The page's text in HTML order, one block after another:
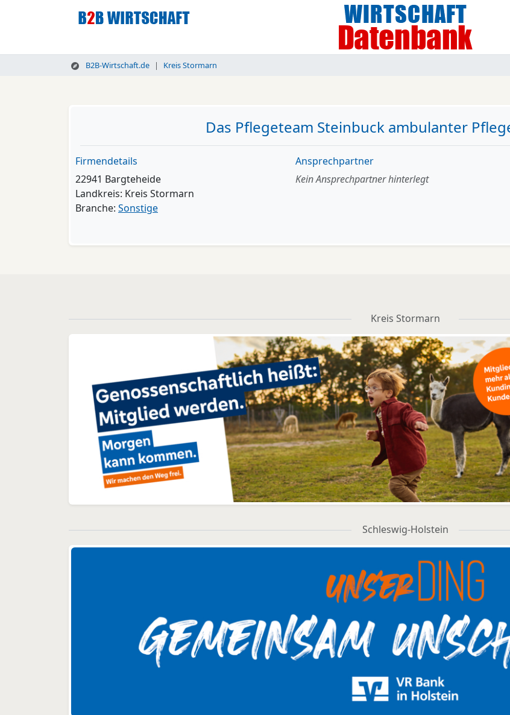
B2B-Wirtschaft.de Kreis Stormarn
Das Pflegeteam Steinbuck ambulanter
Firmendetails
22941 Bargteheide
Landkreis: Kreis Stormarn
Branche: Sonstige
Ansprechpartner
Kein Ansprechpartner hinterlegt
Kreis Stormarn
Schleswig-Holstein